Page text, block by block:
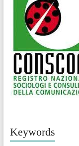
Keywords